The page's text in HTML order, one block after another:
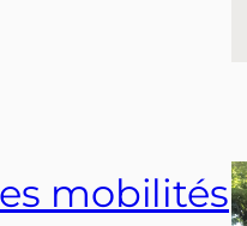
mobilités